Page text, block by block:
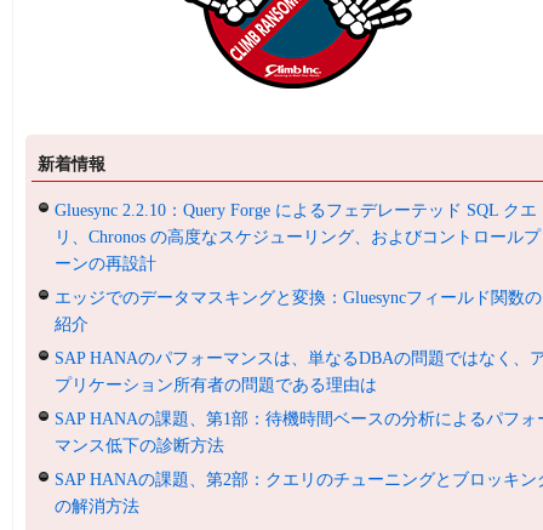
新着情報
Gluesync 2.2.10：Query Forge によるフェデレーテッド SQL クエ
リ、Chronos の高度なスケジューリング、およびコントロール
ーンの再設計
エッジでのデータマスキングと変換：Gluesyncフィールド関数の
紹介
SAP HANAのパフォーマンスは、単なるDBAの問題ではなく、
プリケーション所有者の問題である理由は
SAP HANAの課題、第1部：待機時間ベースの分析によるパフォ
マンス低下の診断方法
SAP HANAの課題、第2部：クエリのチューニングとブロッキン
の解消方法